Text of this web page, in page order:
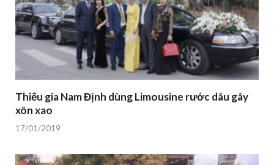
Thiếu gia Nam Định dùng Limousine rước dâu gây
xôn xao
17/01/2019